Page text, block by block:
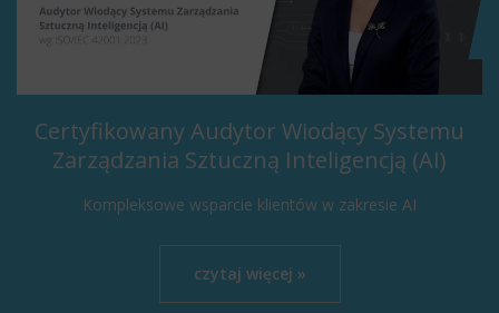
Certyfikowany Audytor Wiodący Systemu
Zarządzania Sztuczną Inteligencją (AI)
Kompleksowe wsparcie klientów w zakresie AI
czytaj więcej »